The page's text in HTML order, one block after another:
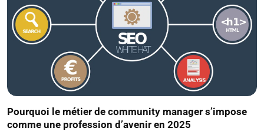
Pourquoi le métier de community manager s’impose
comme une profession d’avenir en 2025